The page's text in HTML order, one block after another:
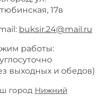
17в
buksir.24@mail.ru
работы:
выходных и обедов)
город Нижний